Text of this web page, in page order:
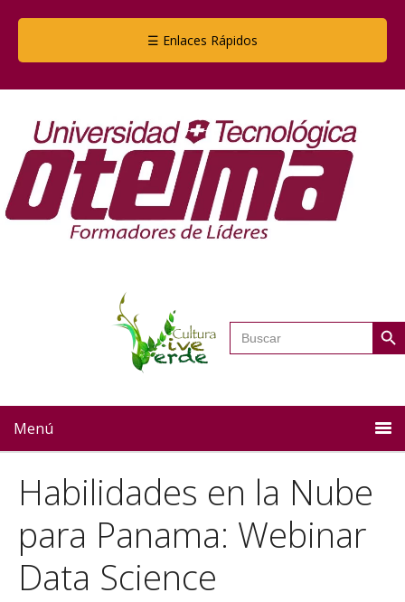
☰ Enlaces Rápidos
Buscar: Botón
Menú
Habilidades en la Nube
para Panama: Webinar
Data Science